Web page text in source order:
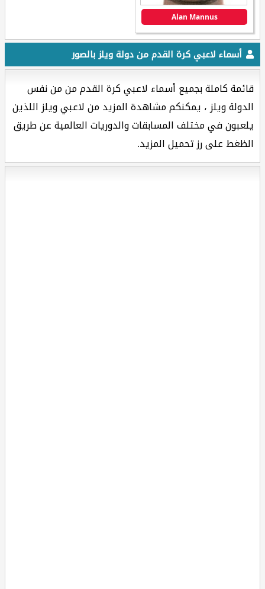
Alan Mannus
أسماء لاعبي كرة القدم من دولة ويلز بالصور
قائمة كاملة بجميع أسماء لاعبي كرة القدم من من نفس
الدولة ويلز ، يمكنكم مشاهدة المزيد من لاعبي ويلز اللذين
يلعبون في مختلف المسابقات والدوريات العالمية عن طريق
الظغط على رز تحميل المزيد.